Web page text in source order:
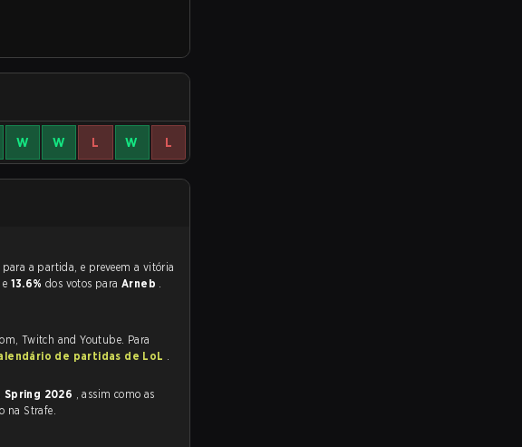
W W L W L
13.6% dos votos para Arneb .
Twitch and Youtube. Para
de partidas de LoL .
Spring 2026 , assim como as
na Strafe.